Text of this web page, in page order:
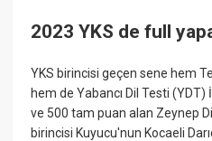
2023 YKS de full
YKS birincisi geçen sene hem
hem de Yabancı Dil Testi
ve 500 tam puan alan Zeynep
birincisi Kuyucu'nun Kocaeli